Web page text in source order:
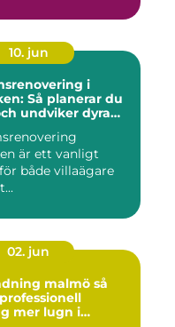
10. jun
i
Så planerar du
undviker dyra
är ett vanligt
både villaägare
02. jun
malmö så
mer lugn i